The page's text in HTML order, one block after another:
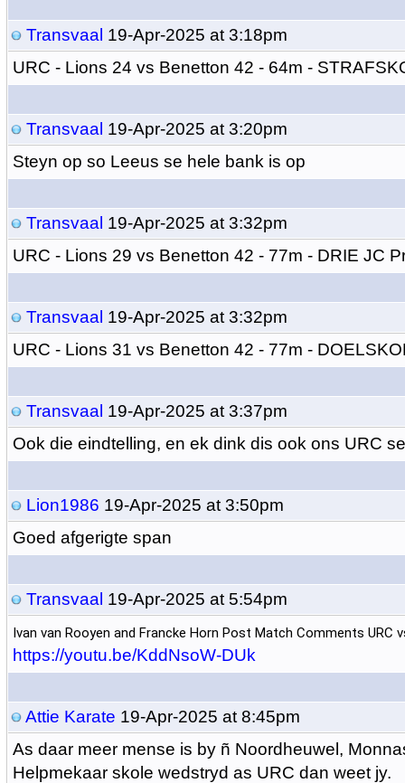
Transvaal 19-Apr-2025 at 3:18pm
URC - Lions 24 vs Benetton 42 - 64m -
Transvaal 19-Apr-2025 at 3:20pm
Steyn op so Leeus se hele bank is op
Transvaal 19-Apr-2025 at 3:32pm
URC - Lions 29 vs Benetton 42 - 77m - DRIE JC
Transvaal 19-Apr-2025 at 3:32pm
URC - Lions 31 vs Benetton 42 - 77m -
Transvaal 19-Apr-2025 at 3:37pm
Ook die eindtelling, en ek dink dis ook ons URC
Lion1986 19-Apr-2025 at 3:50pm
Goed afgerigte span
Transvaal 19-Apr-2025 at 5:54pm
Ivan van Rooyen and Francke Horn Post Match Comments URC
https://youtu.be/KddNsoW-DUk
Attie Karate 19-Apr-2025 at 8:45pm
As daar meer mense is by ñ Noordheuwel,
Helpmekaar skole wedstryd as URC dan weet jy.